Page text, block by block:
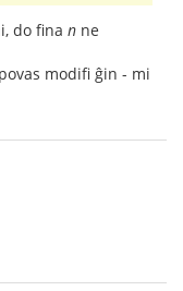
do fina n ne
modifi ĝin - mi